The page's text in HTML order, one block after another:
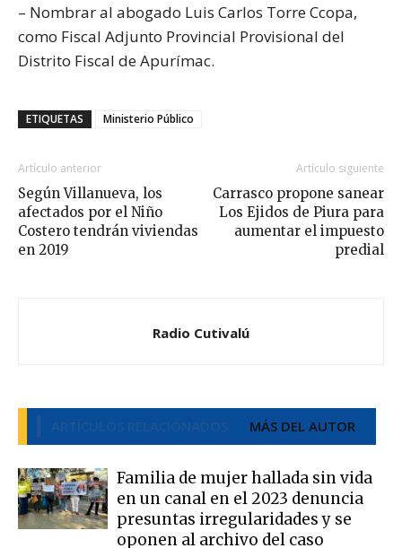
– Nombrar al abogado Luis Carlos Torre Ccopa,
como Fiscal Adjunto Provincial Provisional del
Distrito Fiscal de Apurímac.
ETIQUETAS Ministerio Público
Artículo anterior
Según Villanueva, los
afectados por el Niño
Costero tendrán viviendas
en 2019
Artículo siguiente
Carrasco propone sanear
Los Ejidos de Piura para
aumentar el impuesto
predial
Radio Cutivalú
ARTÍCULOS RELACIONADOS MÁS DEL AUTOR
Familia de mujer hallada sin vida
en un canal en el 2023 denuncia
presuntas irregularidades y se
oponen al archivo del caso